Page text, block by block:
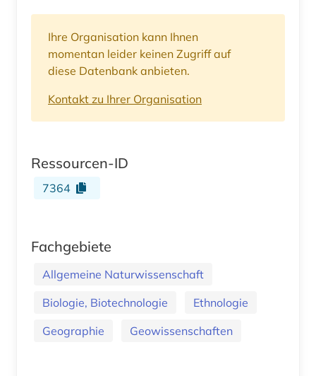
Ihre Organisation kann Ihnen
momentan leider keinen Zugriff auf
diese Datenbank anbieten.
Kontakt zu Ihrer Organisation
Ressourcen-ID
7364
Fachgebiete
Allgemeine Naturwissenschaft
Biologie, Biotechnologie
Ethnologie
Geographie
Geowissenschaften